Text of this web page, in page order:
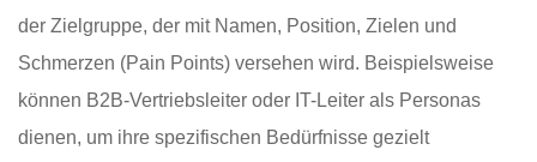
der Zielgruppe, der mit Namen, Position, Zielen und
Schmerzen (Pain Points) versehen wird. Beispielsweise
können B2B-Vertriebsleiter oder IT-Leiter als Personas
dienen, um ihre spezifischen Bedürfnisse gezielt